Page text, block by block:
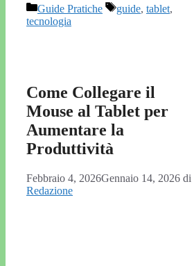
Categorie
Guide Pratiche Tag
guide, tablet,
tecnologia
Come Collegare il
Mouse al Tablet per
Aumentare la
Produttività
Febbraio 4, 2026Gennaio 14, 2026 di
Redazione